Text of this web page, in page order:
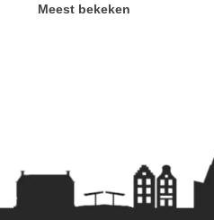
Meest bekeken